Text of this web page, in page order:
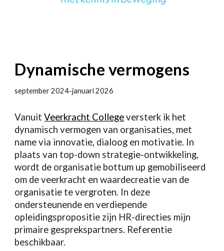
Dynamische vermogens
september 2024-januari 2026
VanuitVeerkracht Collegeversterk ik het
dynamisch vermogen van organisaties, met
name via innovatie, dialoog en motivatie. In
plaats van top-down strategie-ontwikkeling,
wordt de organisatie bottum up gemobiliseerd
om de veerkracht en waardecreatie van de
organisatie te vergroten. In deze
ondersteunende en verdiepende
opleidingspropositie zijn HR-directies mijn
primaire gesprekspartners. Referentie
beschikbaar.